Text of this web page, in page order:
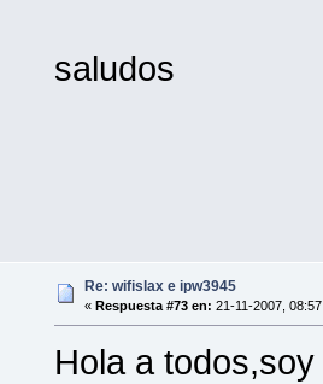
saludos
Re: wifislax e ipw3945
« Respuesta #73 en: 21-11-2007,
Hola a